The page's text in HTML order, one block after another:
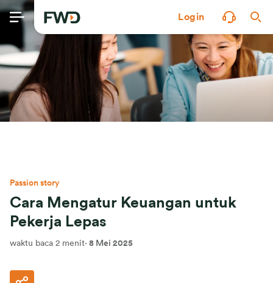
Login
Passion story
Cara Mengatur Keuangan untuk
Pekerja Lepas
waktu baca 2 menit· 8 Mei 2025